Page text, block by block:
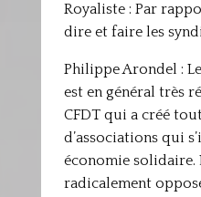
Royaliste : Par
dire et faire les
Philippe Arondel :
est en général très
CFDT qui a créé
d’associations qui
économie solidaire.
radicalement